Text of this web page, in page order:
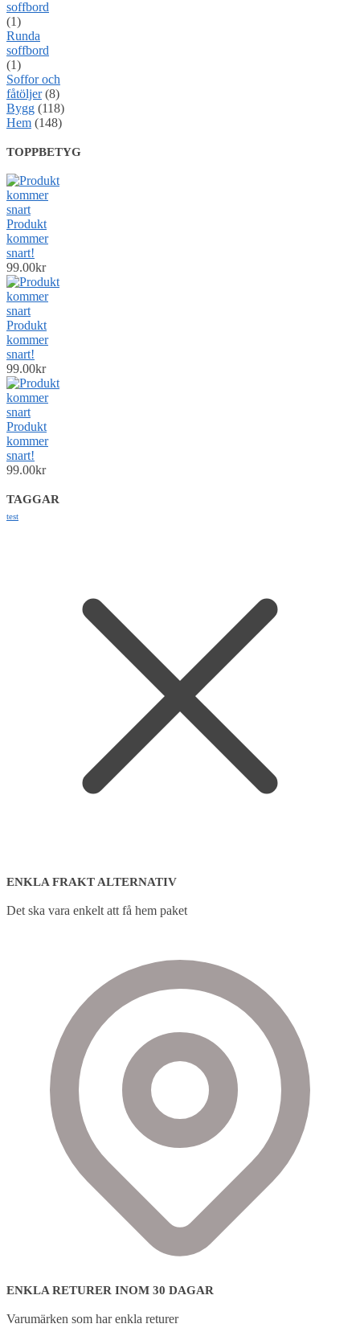
soffbord
(1)
Runda
soffbord
(1)
Soffor och
fåtöljer (8)
Bygg (118)
Hem (148)
TOPPBETYG
Produkt
kommer
snart!
99.00kr
Produkt
kommer
snart!
99.00kr
Produkt
kommer
snart!
99.00kr
TAGGAR
test
ENKLA FRAKT ALTERNATIV
Det ska vara enkelt att få hem paket
ENKLA RETURER INOM 30 DAGAR
Varumärken som har enkla returer